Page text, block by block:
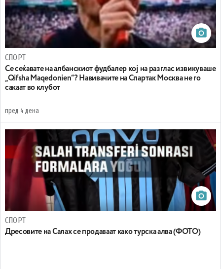
СПОРТ
Се сеќавате на албанскиот фудбалер кој на разглас извикуваше
„Qifsha Maqedonien“? Навивачите на Спартак Москва не го
сакаат во клубот
пред 4 дена
СПОРТ
Дресовите на Салах се продаваат како турска алва (ФОТО)